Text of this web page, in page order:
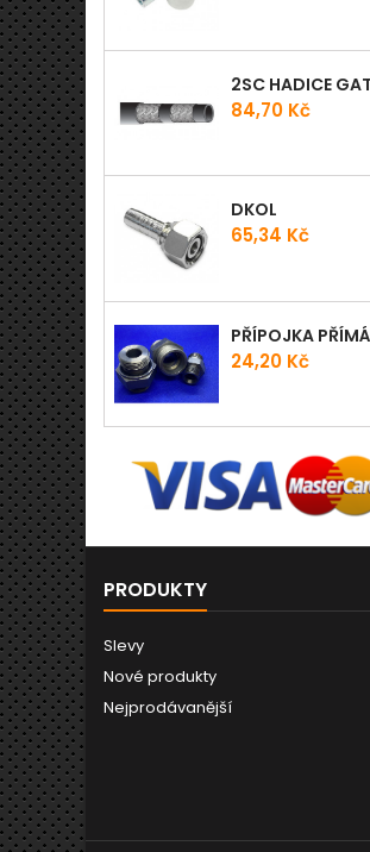
Cena
84,70 Kč
DKOL
Cena
65,34 Kč
Cena
24,20 Kč
PRODUKTY
Slevy
Nové produkty
Nejprodávanější